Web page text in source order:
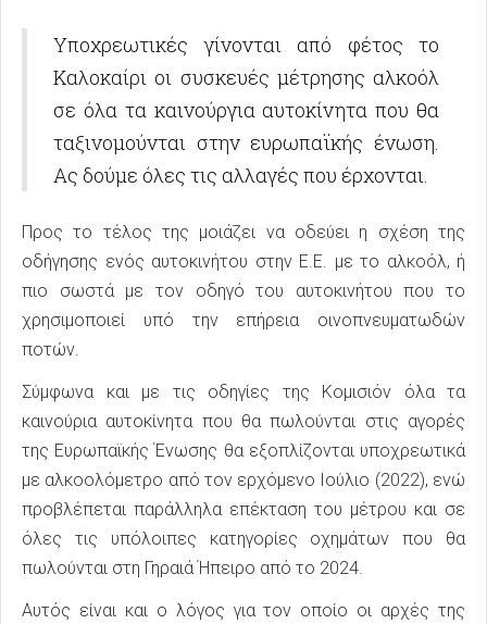
Υποχρεωτικές γίνονται από φέτος το
Καλοκαίρι οι συσκευές μέτρησης αλκοόλ
σε όλα τα καινούργια αυτοκίνητα που θα
ταξινομούνται στην ευρωπαϊκής ένωση.
Ας δούμε όλες τις αλλαγές που έρχονται.
Προς το τέλος της μοιάζει να οδεύει η σχέση της
οδήγησης ενός αυτοκινήτου στην Ε.Ε. με το αλκοόλ, ή
πιο σωστά με τον οδηγό του αυτοκινήτου που το
χρησιμοποιεί υπό την επήρεια οινοπνευματωδών
ποτών.
Σύμφωνα και με τις οδηγίες της Κομισιόν όλα τα
καινούρια αυτοκίνητα που θα πωλούνται στις αγορές
της Ευρωπαϊκής Ένωσης θα εξοπλίζονται υποχρεωτικά
με αλκοολόμετρο από τον ερχόμενο Ιούλιο (2022), ενώ
προβλέπεται παράλληλα επέκταση του μέτρου και σε
όλες τις υπόλοιπες κατηγορίες οχημάτων που θα
πωλούνται στη Γηραιά Ήπειρο από το 2024.
Αυτός είναι και ο λόγος για τον οποίο οι αρχές της